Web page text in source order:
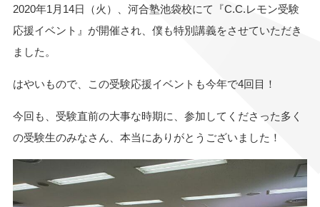
2020年1月14日（火）、河合塾池袋校にて『C.C.レモン受験
応援イベント』が開催され、僕も特別講義をさせていただき
ました。
はやいもので、この受験応援イベントも今年で4回目！
今回も、受験直前の大事な時期に、参加してくださった多く
の受験生のみなさん、本当にありがとうございました！